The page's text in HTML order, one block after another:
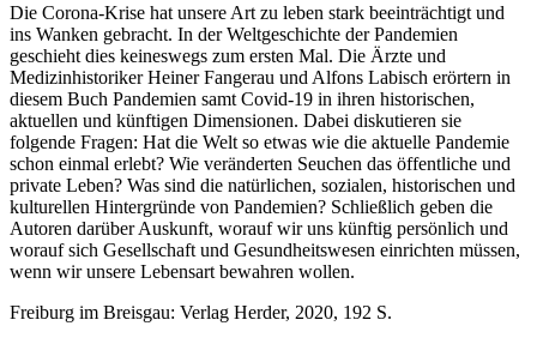
Die Corona-Krise hat unsere Art zu leben stark beeinträchtigt und
ins Wanken gebracht. In der Weltgeschichte der Pandemien
geschieht dies keineswegs zum ersten Mal. Die Ärzte und
Medizinhistoriker Heiner Fangerau und Alfons Labisch erörtern in
diesem Buch Pandemien samt Covid-19 in ihren historischen,
aktuellen und künftigen Dimensionen. Dabei diskutieren sie
folgende Fragen: Hat die Welt so etwas wie die aktuelle Pandemie
schon einmal erlebt? Wie veränderten Seuchen das öffentliche und
private Leben? Was sind die natürlichen, sozialen, historischen und
kulturellen Hintergründe von Pandemien? Schließlich geben die
Autoren darüber Auskunft, worauf wir uns künftig persönlich und
worauf sich Gesellschaft und Gesundheitswesen einrichten müssen,
wenn wir unsere Lebensart bewahren wollen.
Freiburg im Breisgau: Verlag Herder, 2020, 192 S.